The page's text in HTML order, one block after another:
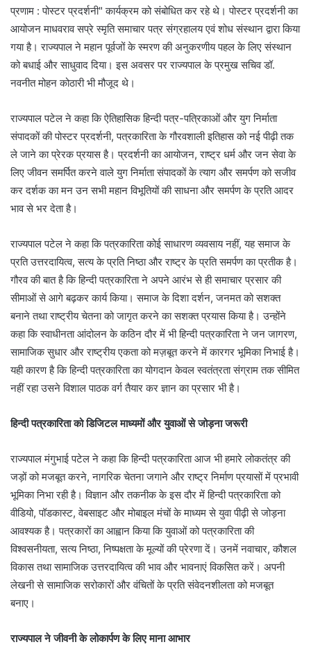
प्रणाम : पोस्टर प्रदर्शनी" कार्यक्रम को संबोधित कर रहे थे। पोस्टर प्रदर्शनी का
आयोजन माधवराव सप्रे स्मृति समाचार पत्र संग्रहालय एवं शोध संस्थान द्वारा किया
गया है। राज्यपाल ने महान पूर्वजों के स्मरण की अनुकरणीय पहल के लिए संस्थान
को बधाई और साधुवाद दिया। इस अवसर पर राज्यपाल के प्रमुख सचिव डॉ.
नवनीत मोहन कोठारी भी मौजूद थे।
राज्यपाल पटेल ने कहा कि ऐतिहासिक हिन्दी पत्र-पत्रिकाओं और युग निर्माता
संपादकों की पोस्टर प्रदर्शनी, पत्रकारिता के गौरवशाली इतिहास को नई पीढ़ी तक
ले जाने का प्रेरक प्रयास है। प्रदर्शनी का आयोजन, राष्ट्र धर्म और जन सेवा के
लिए जीवन समर्पित करने वाले युग निर्माता संपादकों के त्याग और समर्पण को सजीव
कर दर्शक का मन उन सभी महान विभूतियों की साधना और समर्पण के प्रति आदर
भाव से भर देता है।
राज्यपाल पटेल ने कहा कि पत्रकारिता कोई साधारण व्यवसाय नहीं, यह समाज के
प्रति उत्तरदायित्व, सत्य के प्रति निष्ठा और राष्ट्र के प्रति समर्पण का प्रतीक है।
गौरव की बात है कि हिन्दी पत्रकारिता ने अपने आरंभ से ही समाचार प्रसार की
सीमाओं से आगे बढ़कर कार्य किया। समाज के दिशा दर्शन, जनमत को सशक्त
बनाने तथा राष्ट्रीय चेतना को जागृत करने का सशक्त प्रयास किया है। उन्होंने
कहा कि स्वाधीनता आंदोलन के कठिन दौर में भी हिन्दी पत्रकारिता ने जन जागरण,
सामाजिक सुधार और राष्ट्रीय एकता को मज़बूत करने में कारगर भूमिका निभाई है।
यही कारण है कि हिन्दी पत्रकारिता का योगदान केवल स्वतंत्रता संग्राम तक सीमित
नहीं रहा उसने विशाल पाठक वर्ग तैयार कर ज्ञान का प्रसार भी है।
हिन्दी पत्रकारिता को डिजिटल माध्यमों और युवाओं से जोड़ना जरूरी
राज्यपाल मंगुभाई पटेल ने कहा कि हिन्दी पत्रकारिता आज भी हमारे लोकतंत्र की
जड़ों को मजबूत करने, नागरिक चेतना जगाने और राष्ट्र निर्माण प्रयासों में प्रभावी
भूमिका निभा रही है। विज्ञान और तकनीक के इस दौर में हिन्दी पत्रकारिता को
वीडियो, पॉडकास्ट, वेबसाइट और मोबाइल मंचों के माध्यम से युवा पीढ़ी से जोड़ना
आवश्यक है। पत्रकारों का आह्वान किया कि युवाओं को पत्रकारिता की
विश्वसनीयता, सत्य निष्ठा, निष्पक्षता के मूल्यों की प्रेरणा दें। उनमें नवाचार, कौशल
विकास तथा सामाजिक उत्तरदायित्व की भाव और भावनाएं विकसित करें। अपनी
लेखनी से सामाजिक सरोकारों और वंचितों के प्रति संवेदनशीलता को मजबूत
बनाए।
राज्यपाल ने जीवनी के लोकार्पण के लिए माना आभार